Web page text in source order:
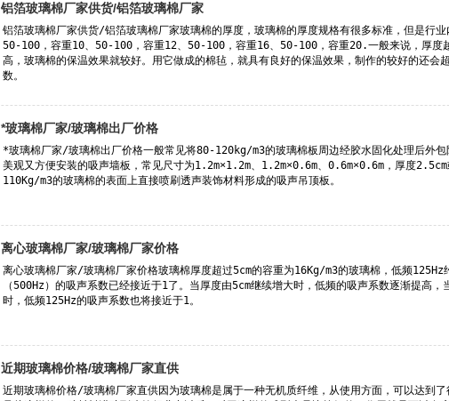
铝箔玻璃棉厂家供货/铝箔玻璃棉厂家
*玻璃棉厂家/玻璃棉出厂价格
离心玻璃棉厂家/玻璃棉厂家价格
近期玻璃棉价格/玻璃棉厂家直供